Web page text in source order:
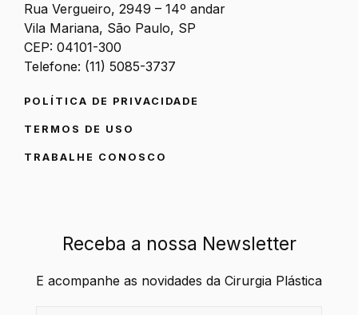
Rua Vergueiro, 2949 – 14º andar
Vila Mariana, São Paulo, SP
CEP: 04101-300
Telefone: (11) 5085-3737
POLÍTICA DE PRIVACIDADE
TERMOS DE USO
TRABALHE CONOSCO
Receba a nossa Newsletter
E acompanhe as novidades da Cirurgia Plástica